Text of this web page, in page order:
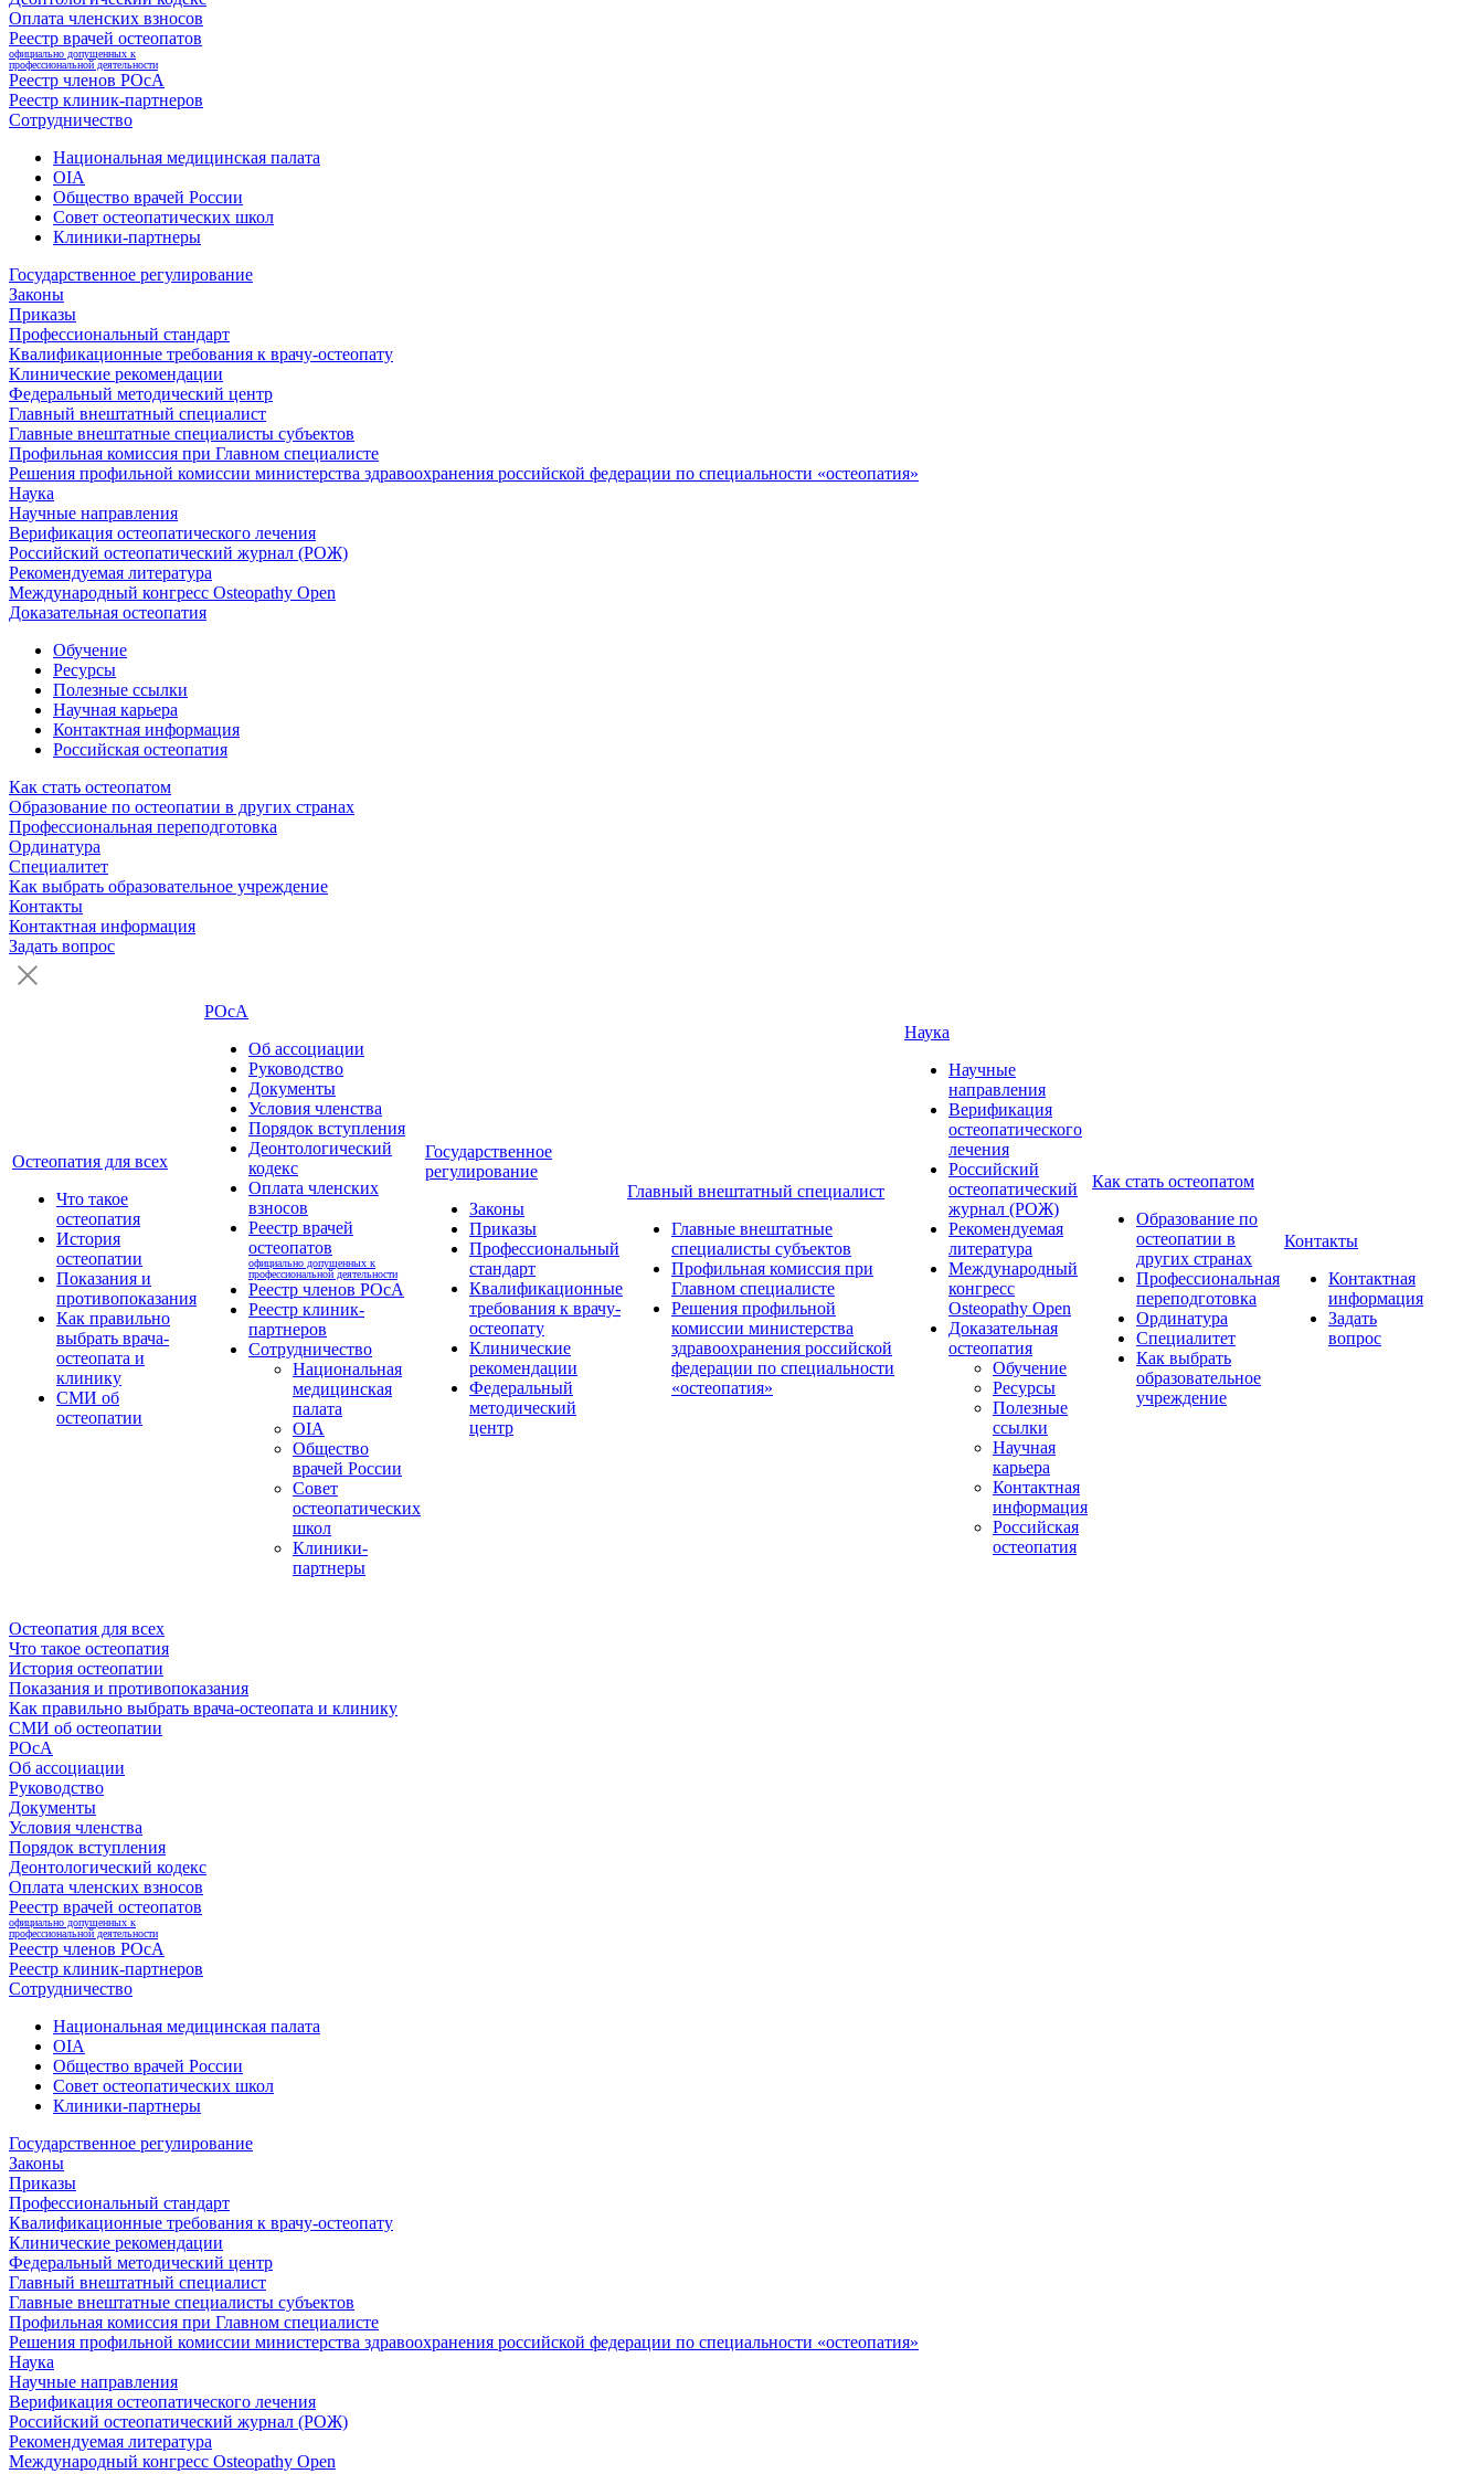
Оплата членских взносов
Реестр врачей остеопатов
официально допущенных к
профессиональной деятельности
Реестр членов РОсА
Реестр клиник-партнеров
Сотрудничество
Национальная медицинская палата
OIA
Общество врачей России
Совет остеопатических школ
Клиники-партнеры
Государственное регулирование
Законы
Приказы
Профессиональный стандарт
Квалификационные требования к врачу-остеопату
Клинические рекомендации
Федеральный методический центр
Главный внештатный специалист
Главные внештатные специалисты субъектов
Профильная комиссия при Главном специалисте
Решения профильной комиссии министерства здравоохранения российской федерации по специальности «остеопатия»
Наука
Научные направления
Верификация остеопатического лечения
Российский остеопатический журнал (РОЖ)
Рекомендуемая литература
Международный конгресс Osteopathy Open
Доказательная остеопатия
Обучение
Ресурсы
Полезные ссылки
Научная карьера
Контактная информация
Российская остеопатия
Как стать остеопатом
Образование по остеопатии в других странах
Профессиональная переподготовка
Ординатура
Специалитет
Как выбрать образовательное учреждение
Контакты
Контактная информация
Задать вопрос
Остеопатия для всех
Что такое
остеопатия
История
остеопатии
Показания и
противопоказания
Как правильно
выбрать врача-
остеопата и
клинику
СМИ об
остеопатии
РОсА
Об ассоциации
Руководство
Документы
Условия членства
Порядок вступления
Деонтологический
кодекс
Оплата членских
взносов
Реестр врачей
остеопатов
официально допущенных к
профессиональной деятельности
Реестр членов РОсА
Реестр клиник-
партнеров
Сотрудничество
Национальная
медицинская
палата
OIA
Общество
врачей России
Совет
остеопатических
школ
Клиники-
партнеры
Государственное
регулирование
Законы
Приказы
Профессиональный
стандарт
Квалификационные
требования к врачу-
остеопату
Клинические
рекомендации
Федеральный
методический
центр
Главный внештатный специалист
Главные внештатные
специалисты субъектов
Профильная комиссия при
Главном специалисте
Решения профильной
комиссии министерства
здравоохранения российской
федерации по специальности
«остеопатия»
Наука
Научные
направления
Верификация
остеопатического
лечения
Российский
остеопатический
журнал (РОЖ)
Рекомендуемая
литература
Международный
конгресс
Osteopathy Open
Доказательная
остеопатия
Обучение
Ресурсы
Полезные
ссылки
Научная
карьера
Контактная
информация
Российская
остеопатия
Как стать остеопатом
Образование по
остеопатии в
других странах
Профессиональная
переподготовка
Ординатура
Специалитет
Как выбрать
образовательное
учреждение
Контакты
Контактная
информация
Задать
вопрос
Остеопатия для всех
Что такое остеопатия
История остеопатии
Показания и противопоказания
Как правильно выбрать врача-остеопата и клинику
СМИ об остеопатии
РОсА
Об ассоциации
Руководство
Документы
Условия членства
Порядок вступления
Деонтологический кодекс
Оплата членских взносов
Реестр врачей остеопатов
официально допущенных к
профессиональной деятельности
Реестр членов РОсА
Реестр клиник-партнеров
Сотрудничество
Национальная медицинская палата
OIA
Общество врачей России
Совет остеопатических школ
Клиники-партнеры
Государственное регулирование
Законы
Приказы
Профессиональный стандарт
Квалификационные требования к врачу-остеопату
Клинические рекомендации
Федеральный методический центр
Главный внештатный специалист
Главные внештатные специалисты субъектов
Профильная комиссия при Главном специалисте
Решения профильной комиссии министерства здравоохранения российской федерации по специальности «остеопатия»
Наука
Научные направления
Верификация остеопатического лечения
Российский остеопатический журнал (РОЖ)
Рекомендуемая литература
Международный конгресс Osteopathy Open